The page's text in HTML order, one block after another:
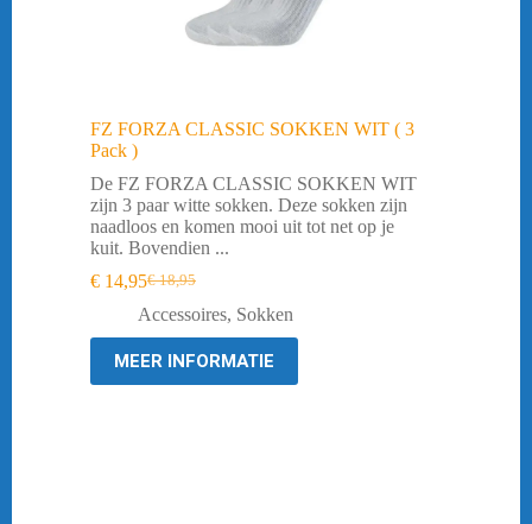
FZ FORZA CLASSIC SOKKEN WIT ( 3
Pack )
De FZ FORZA CLASSIC SOKKEN WIT
zijn 3 paar witte sokken. Deze sokken zijn
naadloos en komen mooi uit tot net op je
kuit. Bovendien ...
€18,95
Oorspronkelijke
prijs
€ 18,95.
€ 14,95Huidige
prijs
€ 14,95.
Accessoires, Sokken
MEER INFORMATIE